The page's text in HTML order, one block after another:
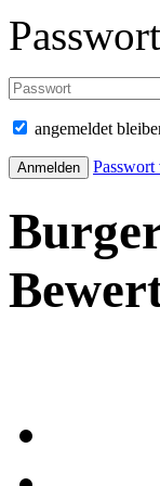
angemeldet
Passwort